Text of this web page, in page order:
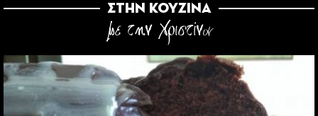
Στην κουζινα
με την Χριστίνα